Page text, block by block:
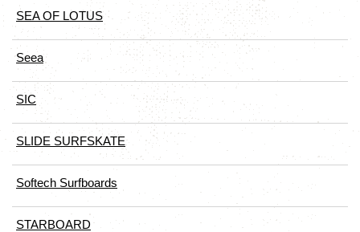
SEA OF LOTUS
Seea
SIC
SLIDE SURFSKATE
Softech Surfboards
STARBOARD